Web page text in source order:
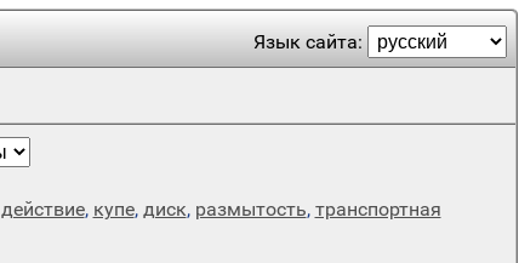
Язык сайта:
действие, купе, диск, размытость, транспортная